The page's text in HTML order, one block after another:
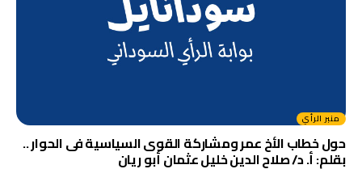
منبر الرأي
حول خطاب الأخ عمر ومشاركة القوى السياسية فى الحوار ..
بقلم: أ. د/ صلاح الدين خليل عثمان أبو ريان